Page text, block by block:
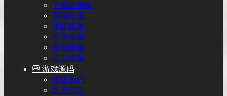
下载站模板
商城模板
手机模板
外贸模板
博客模板
其它模板
游戏源码
棋牌源码
红包扫雷